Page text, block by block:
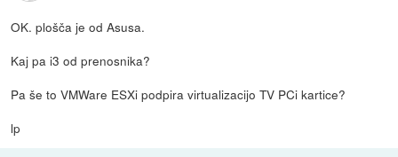
OK. plošča je od Asusa.
Kaj pa i3 od prenosnika?
Pa še to VMWare ESXi podpira virtualizacijo TV PCi kartice?
lp